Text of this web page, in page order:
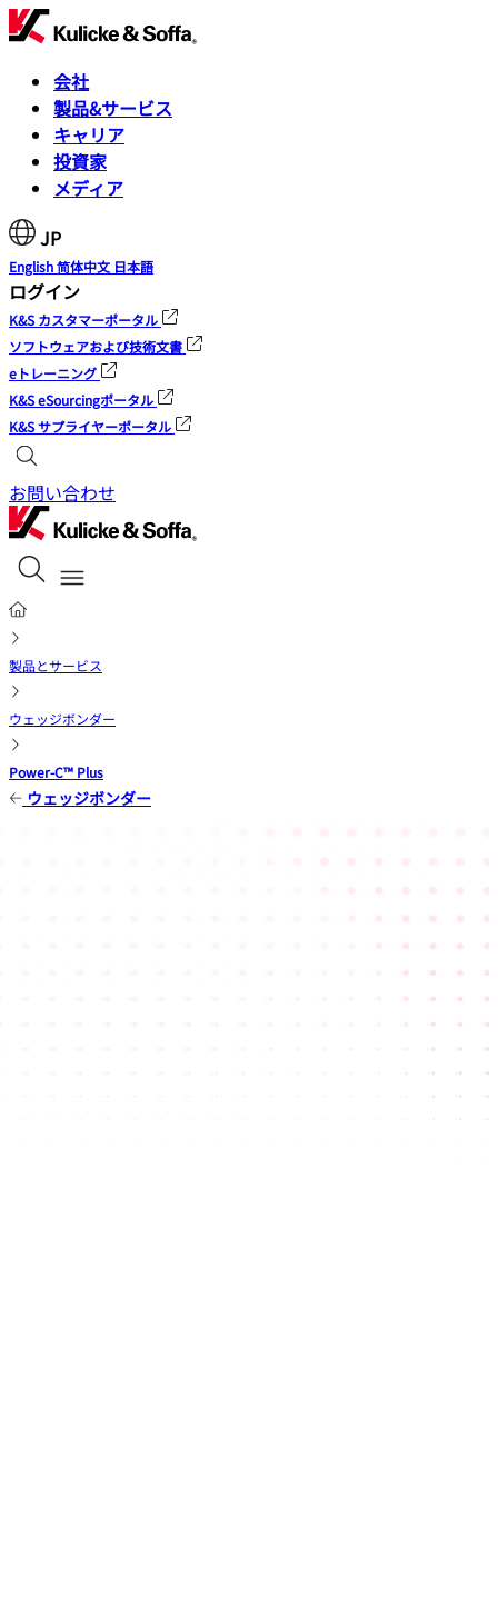
会社
製品&サービス
キャリア
投資家
メディア
JP
English简体中文 日本語
ログイン
K&S カスタマーポータル
ソフトウェアおよび技術文書
eトレーニング
K&S eSourcingポータル
K&S サプライヤーポータル
お問い合わせ
製品とサービス
ウェッジボンダー
Power-C™ Plus
ウェッジボンダー